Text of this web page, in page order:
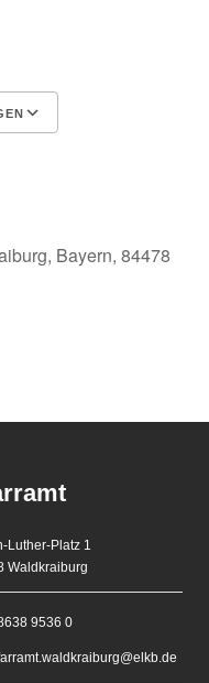
Bayern, 84478
Luther-Platz 1
Waldkraiburg
9536 0